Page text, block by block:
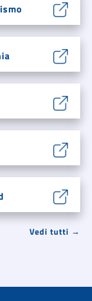
Vedi tutti →